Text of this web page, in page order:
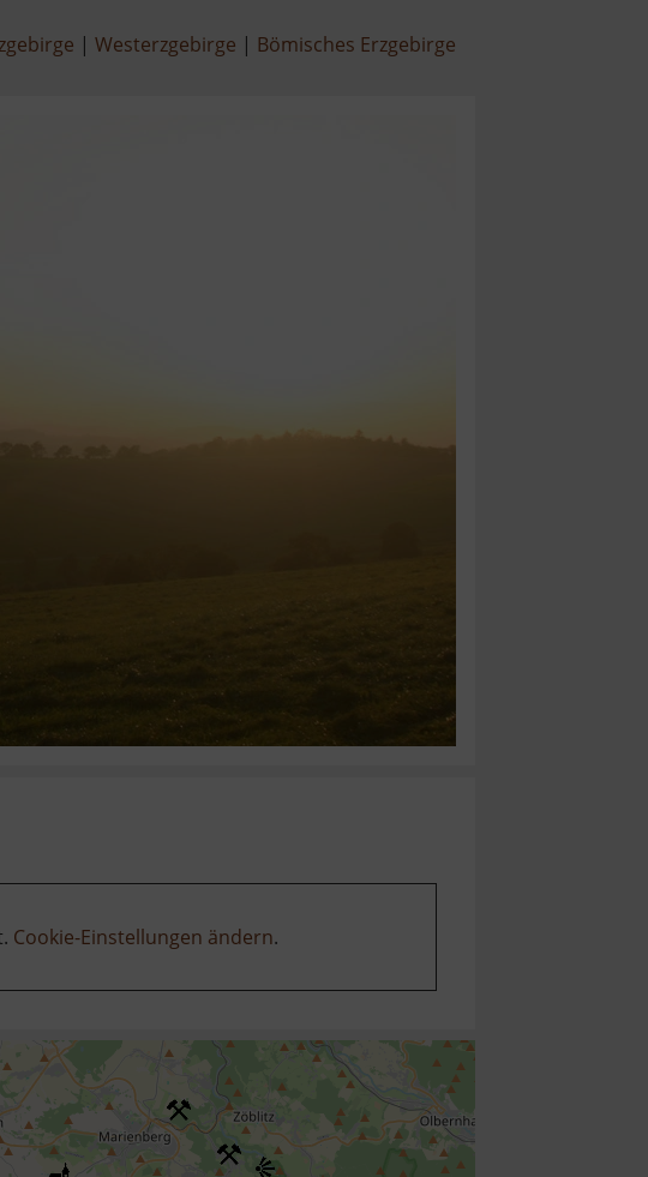
Westerzgebirge Bömisches Erzgebirge
Cookie-Einstellungen ändern.